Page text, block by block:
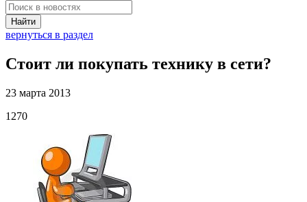
Найти
вернуться в раздел
Стоит ли покупать технику в сети?
23 марта 2013
1270